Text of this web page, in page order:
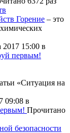
Горение – это
химических
2017 15:00 в
первым!
«Ситуация на
09:08 в
Прочитано
безопасности